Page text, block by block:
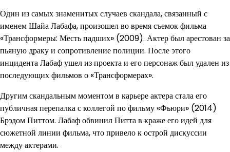
Один из самых знаменитых случаев скандала, связанный с
именем Шайа Лабафа, произошел во время съемок фильма
«Трансформеры: Месть падших» (2009). Актер был арестован за
пьяную драку и сопротивление полиции. После этого
инцидента Лабаф ушел из проекта и его персонаж был удален из
последующих фильмов о «Трансформерах».
Другим скандальным моментом в карьере актера стала его
публичная перепалка с коллегой по фильму «Фьюри» (2014)
Брэдом Питтом. Лабаф обвинил Питта в краже его идей для
сюжетной линии фильма, что привело к острой дискуссии
между актерами.